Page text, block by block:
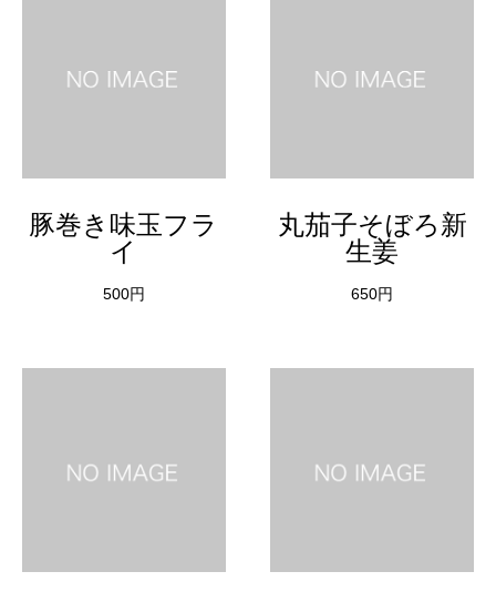
豚巻き味玉フラ
イ
500円
丸茄子そぼろ新
生姜
650円